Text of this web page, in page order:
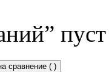
пуст
сравнение ( )